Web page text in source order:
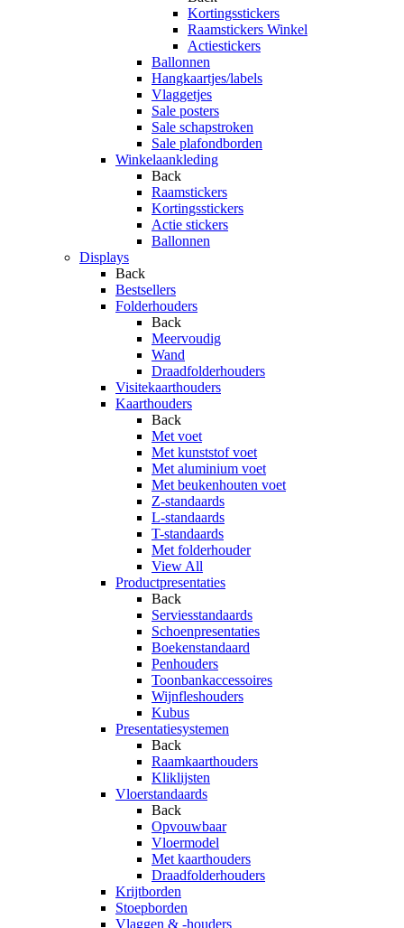
Kortingsstickers
Raamstickers Winkel
Actiestickers
Ballonnen
Hangkaartjes/labels
Vlaggetjes
Sale posters
Sale schapstroken
Sale plafondborden
Winkelaankleding
Back
Raamstickers
Kortingsstickers
Actie stickers
Ballonnen
Displays
Back
Bestsellers
Folderhouders
Back
Meervoudig
Wand
Draadfolderhouders
Visitekaarthouders
Kaarthouders
Back
Met voet
Met kunststof voet
Met aluminium voet
Met beukenhouten voet
Z-standaards
L-standaards
T-standaards
Met folderhouder
View All
Productpresentaties
Back
Serviesstandaards
Schoenpresentaties
Boekenstandaard
Penhouders
Toonbankaccessoires
Wijnfleshouders
Kubus
Presentatiesystemen
Back
Raamkaarthouders
Kliklijsten
Vloerstandaards
Back
Opvouwbaar
Vloermodel
Met kaarthouders
Draadfolderhouders
Krijtborden
Stoepborden
Vlaggen & -houders